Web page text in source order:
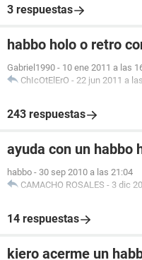
3 respuestas
habbo holo o retro
Gabriel1990 - 10 ene 2011 a las
ChIcOtElErO - 22 jun 2011 a
243 respuestas
ayuda con un habbo
habbo - 30 sep 2010 a las 21:04
CAMACHO ROSALES - 3 dic
14 respuestas
kiero acerme un